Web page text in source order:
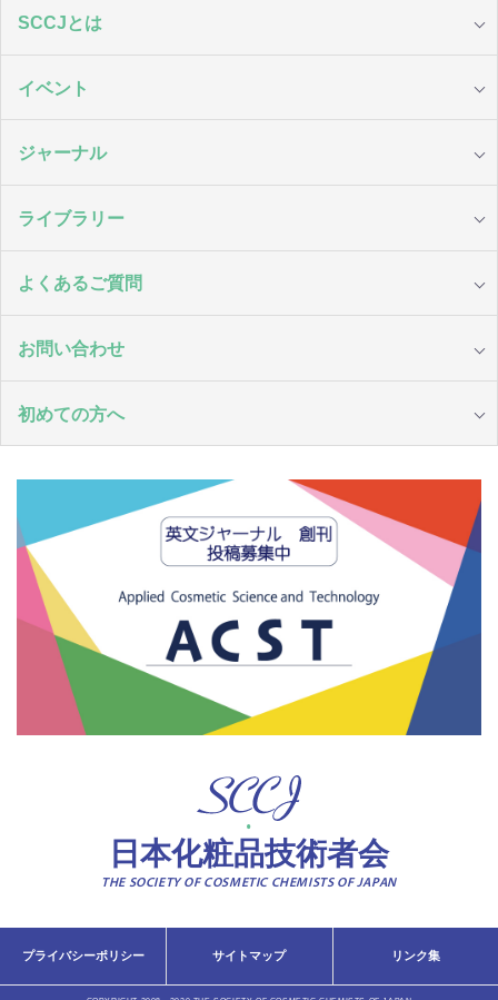
SCCJとは
イベント
ジャーナル
ライブラリー
よくあるご質問
お問い合わせ
初めての方へ
日本化粧品技術者会
THE SOCIETY OF COSMETIC CHEMISTS OF JAPAN
プライバシーポリシー サイトマップ リンク集